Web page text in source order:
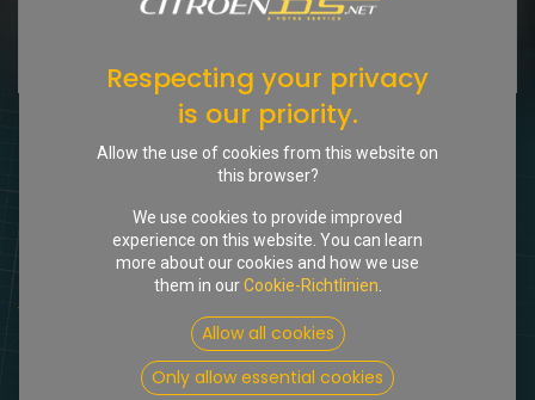
Schaumstoff Polsterung für Rücksitz (Sitzfläche) 1969-1975
Respecting your privacy
is our priority.
Allow the use of cookies from this website on
this browser?
We use cookies to provide improved
experience on this website. You can learn
more about our cookies and how we use
them in ourCookie-Richtlinien
Allow all cookies
Only allow essential cookies